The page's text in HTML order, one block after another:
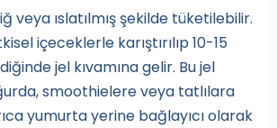
veya ıslatılmış şekilde tüketilebilir.
içeceklerle karıştırılıp 10-15
jel kıvamına gelir. Bu jel
smoothielere veya tatlılara
yumurta yerine bağlayıcı olarak